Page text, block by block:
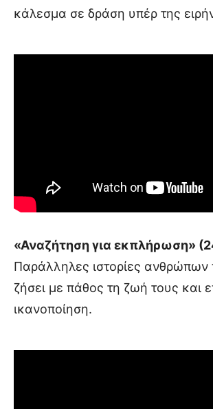
κάλεσμα σε δράση υπέρ της
«Αναζήτηση για εκπλήρωση»
Παράλληλες ιστορίες
ζήσει με πάθος τη ζωή τους και
ικανοποίηση.